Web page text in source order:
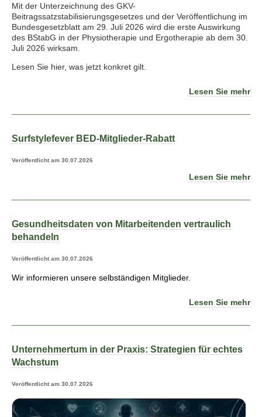
Mit der Unterzeichnung des GKV-
Beitragssatzstabilisierungsgesetzes und der Veröffentlichung im
Bundesgesetzblatt am 29. Juli 2026 wird die erste Auswirkung
des BStabG in der Physiotherapie und Ergotherapie ab dem 30.
Juli 2026 wirksam.
Lesen Sie hier, was jetzt konkret gilt.
Lesen Sie mehr
Surfstylefever BED-Mitglieder-Rabatt
Veröffentlicht am 30.07.2026
Lesen Sie mehr
Gesundheitsdaten von Mitarbeitenden vertraulich
behandeln
Veröffentlicht am 30.07.2026
Wir informieren unsere selbständigen Mitglieder.
Lesen Sie mehr
Unternehmertum in der Praxis: Strategien für echtes
Wachstum
Veröffentlicht am 30.07.2026